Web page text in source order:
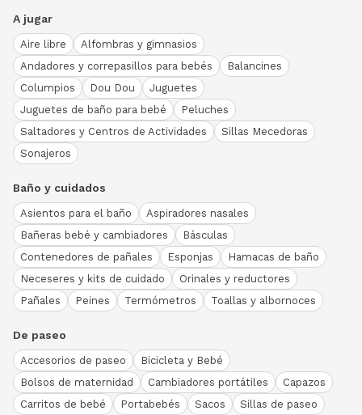
A jugar
Aire libre
Alfombras y gimnasios
Andadores y correpasillos para bebés
Balancines
Columpios
Dou Dou
Juguetes
Juguetes de baño para bebé
Peluches
Saltadores y Centros de Actividades
Sillas Mecedoras
Sonajeros
Baño y cuidados
Asientos para el baño
Aspiradores nasales
Bañeras bebé y cambiadores
Básculas
Contenedores de pañales
Esponjas
Hamacas de baño
Neceseres y kits de cuidado
Orinales y reductores
Pañales
Peines Termómetros Toallas y albornoces
De paseo
Accesorios de paseo
Bicicleta y Bebé
Bolsos de maternidad
Cambiadores portátiles
Capazos
Carritos de bebé
Portabebés Sacos Sillas de paseo